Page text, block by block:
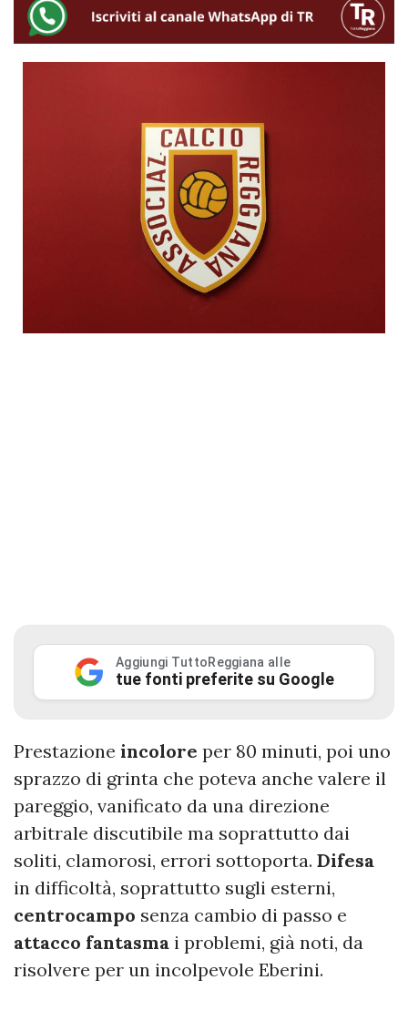
Aggiungi TuttoReggiana alle
tue fonti preferite su Google
Prestazione incolore per 80 minuti, poi uno
sprazzo di grinta che poteva anche valere il
pareggio, vanificato da una direzione
arbitrale discutibile ma soprattutto dai
soliti, clamorosi, errori sottoporta. Difesa
in difficoltà, soprattutto sugli esterni,
centrocampo senza cambio di passo e
attacco fantasma i problemi, già noti, da
risolvere per un incolpevole Eberini.